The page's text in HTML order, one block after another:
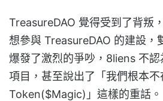
TreasureDAO 覺得受到了背叛
想參與 TreasureDAO 的建設，
爆發了激烈的爭吵，8liens 不
項目，甚至說出了「我們根本不
Token($Magic)」這樣的重話。